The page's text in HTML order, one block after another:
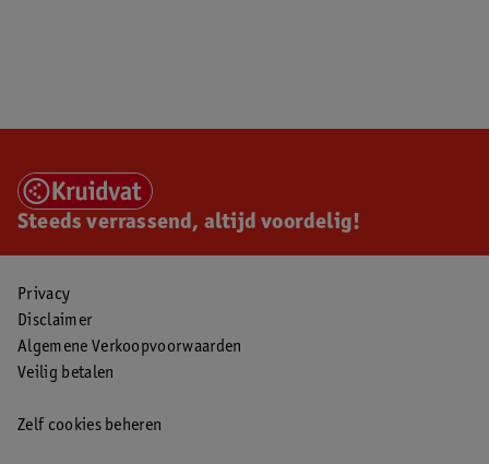
Steeds verrassend, altijd voordelig!
Privacy
Disclaimer
Algemene Verkoopvoorwaarden
Veilig betalen
Zelf cookies beheren